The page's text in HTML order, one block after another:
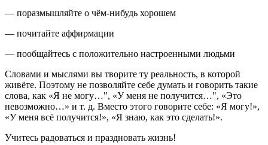
— поразмышляйте о чём-нибудь хорошем
— почитайте аффирмации
— пообщайтесь с положительно настроенными людьми
Словами и мыслями вы творите ту реальность, в которой
живёте. Поэтому не позволяйте себе думать и говорить такие
слова, как «Я не могу…", «У меня не получится…", «Это
невозможно…» и т. д. Вместо этого говорите себе: «Я могу!»,
«У меня всё получится!», «Я знаю, как это сделать!».
Учитесь радоваться и праздновать жизнь!